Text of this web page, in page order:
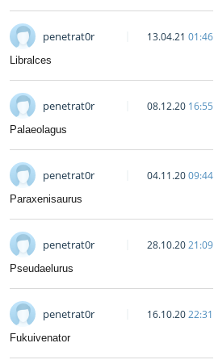
penetrat0r 13.04.21 01:46
Libralces
penetrat0r 08.12.20 16:55
Palaeolagus
penetrat0r 04.11.2009:44
Paraxenisaurus
penetrat0r 28.10.2021:09
Pseudaelurus
penetrat0r 16.10.2022:31
Fukuivenator